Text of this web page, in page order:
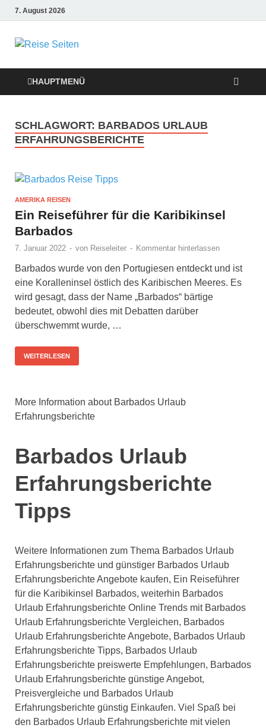
7. August 2026
Die besten
Reise-Webseiten
für Ihre perfekte
Reiseplanung
HAUPTMENÜ
SCHLAGWORT: BARBADOS URLAUB
ERFAHRUNGSBERICHTE
AMERIKA REISEN
Ein Reiseführer für die Karibikinsel
Barbados
7. Januar 2022 - von Reiseleiter - Kommentar hinterlassen
Barbados wurde von den Portugiesen entdeckt und ist
eine Koralleninsel östlich des Karibischen Meeres. Es
wird gesagt, dass der Name „Barbados“ bärtige
bedeutet, obwohl dies mit Debatten darüber
überschwemmt wurde, …
WEITERLESEN
More Information about Barbados Urlaub
Erfahrungsberichte
Barbados Urlaub
Erfahrungsberichte
Tipps
Weitere Informationen zum Thema Barbados Urlaub
Erfahrungsberichte und günstiger Barbados Urlaub
Erfahrungsberichte Angebote kaufen, Ein Reiseführer
für die Karibikinsel Barbados, weiterhin Barbados
Urlaub Erfahrungsberichte Online Trends mit Barbados
Urlaub Erfahrungsberichte Vergleichen, Barbados
Urlaub Erfahrungsberichte Angebote, Barbados Urlaub
Erfahrungsberichte Tipps, Barbados Urlaub
Erfahrungsberichte preiswerte Empfehlungen, Barbados
Urlaub Erfahrungsberichte günstige Angebot,
Preisvergleiche und Barbados Urlaub
Erfahrungsberichte günstig Einkaufen. Viel Spaß bei
den Barbados Urlaub Erfahrungsberichte mit vielen